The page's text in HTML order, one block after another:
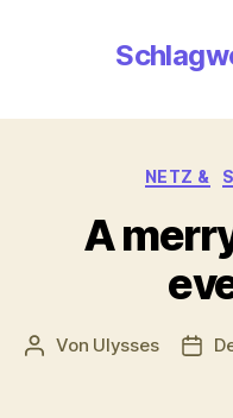
NETZ &
A
Beitragsautor
Von Ulysses